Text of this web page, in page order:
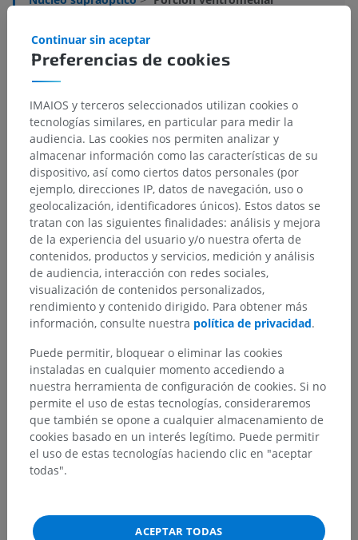
Estructuras subyacentes:
subyacentes correspondientes para esta parte
anatómica
Neuroanatomía humana
Traducciones
¿Ha detectado un error?
No dude en sugerir una corrección, traducción o
mejora de contenido.
Reportar un error
DESCARGAR LA APLICACIÓN
Preferencias de cookies
Continuar sin aceptar
IMAIOS y terceros seleccionados utilizan cookies o
tecnologías similares, en particular para medir la
audiencia. Las cookies nos permiten analizar y
almacenar información como las características de su
dispositivo, así como ciertos datos personales (por
ejemplo, direcciones IP, datos de navegación, uso o
geolocalización, identificadores únicos). Estos datos se
tratan con las siguientes finalidades: análisis y mejora
de la experiencia del usuario y/o nuestra oferta de
contenidos, productos y servicios, medición y análisis
de audiencia, interacción con redes sociales,
visualización de contenidos personalizados,
rendimiento y contenido dirigido. Para obtener más
información, consulte nuestra política de privacidad.
Puede permitir, bloquear o eliminar las cookies
instaladas en cualquier momento accediendo a
nuestra herramienta de configuración de cookies. Si no
permite el uso de estas tecnologías, consideraremos
que también se opone a cualquier almacenamiento de
cookies basado en un interés legítimo. Puede permitir
el uso de estas tecnologías haciendo clic en "aceptar
todas".
ACEPTAR TODAS